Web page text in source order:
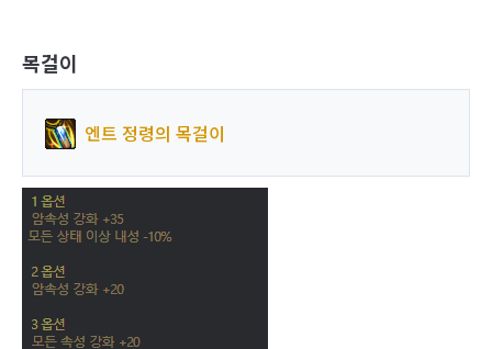
목걸이
엔트 정령의 목걸이